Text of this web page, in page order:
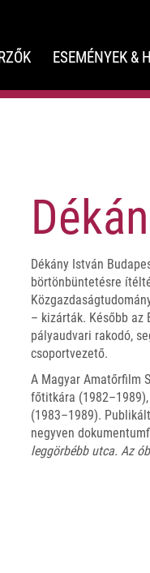
ESEMÉNYEK &
Dékány István
börtönbüntetésre
– kizárták. Később az
pályaudvari rakodó,
csoportvezető.
A Magyar Amatőrfilm
főtitkára
(1983–1989).
negyven
leggörbébb utca. Az